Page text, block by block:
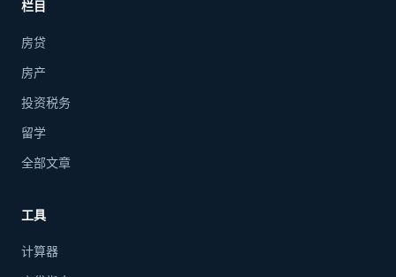
English
房贷
房产
投资税务
全部文章